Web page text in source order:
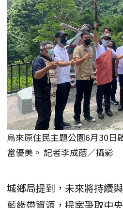
烏來原住民主題公園6月30日
當優美。 記者李成蔭／攝影
城鄉局提到，未來將持續
藍綠帶資源，提案爭取中